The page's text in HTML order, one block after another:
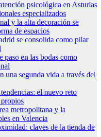
psicológica en Asturias
especializados
y la alta decoración se
de espacios
se consolida como pilar
paso en las bodas como
una segunda vida a través del
el nuevo reto
metropolitana y la
en Valencia
claves de la tienda de